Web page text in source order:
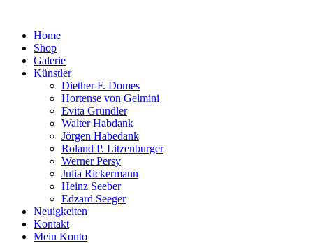
Home
Shop
Galerie
Künstler
Diether F. Domes
Hortense von Gelmini
Evita Gründler
Walter Habdank
Jörgen Habedank
Roland P. Litzenburger
Werner Persy
Julia Rickermann
Heinz Seeber
Edzard Seeger
Neuigkeiten
Kontakt
Mein Konto